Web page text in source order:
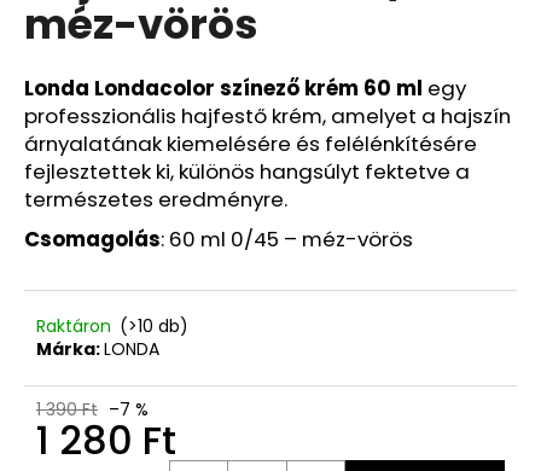
méz-vörös
Londa Londacolor színező krém 60 ml egy
professzionális hajfestő krém, amelyet a hajszín
árnyalatának kiemelésére és felélénkítésére
fejlesztettek ki, különös hangsúlyt fektetve a
természetes eredményre.
Csomagolás: 60 ml 0/45 – méz-vörös
Raktáron (>10 db)
Márka:LONDA
1 390 Ft –7 %
1 280 Ft
07/26.
3
Ft
Korábbi:
6
715
Ft